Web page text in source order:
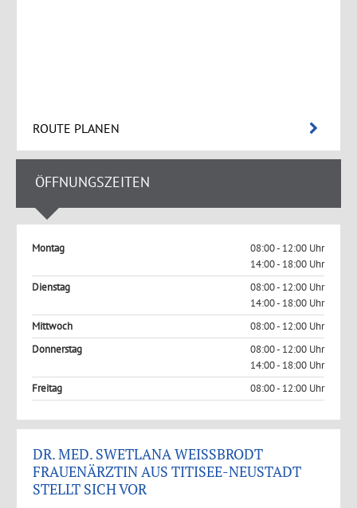
ROUTE PLANEN
ÖFFNUNGSZEITEN
Montag
08:00 - 12:00 Uhr
14:00 - 18:00 Uhr
Dienstag
08:00 - 12:00 Uhr
14:00 - 18:00 Uhr
Mittwoch
08:00 - 12:00 Uhr
Donnerstag
08:00 - 12:00 Uhr
14:00 - 18:00 Uhr
Freitag
08:00 - 12:00 Uhr
DR. MED. SWETLANA WEISSBRODT
FRAUENÄRZTIN AUS TITISEE-NEUSTADT
STELLT SICH VOR